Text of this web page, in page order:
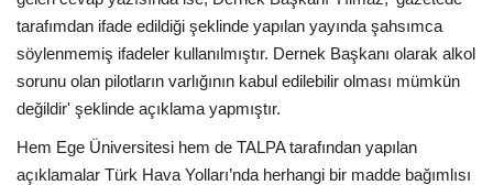
tarafımdan ifade edildiği şeklinde yapılan yayında şahsımca
söylenmemiş ifadeler kullanılmıştır. Dernek Başkanı olarak alkol
sorunu olan pilotların varlığının kabul edilebilir olması mümkün
değildir' şeklinde açıklama yapmıştır.
Hem Ege Üniversitesi hem de TALPA tarafından yapılan
açıklamalar Türk Hava Yolları’nda herhangi bir madde bağımlısı